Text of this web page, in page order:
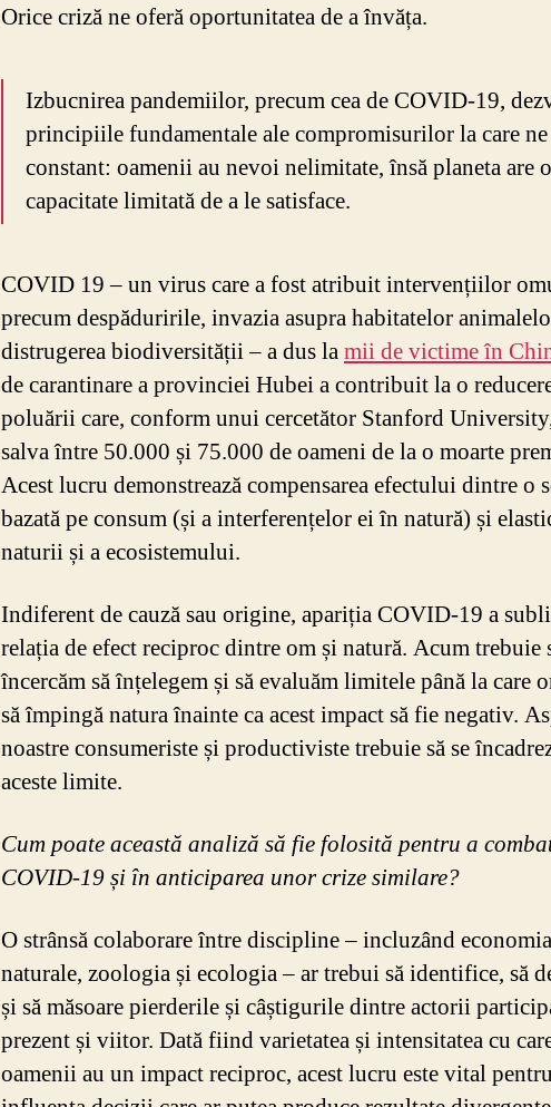
Orice criză ne oferă oportunitatea de a învăța.
Izbucnirea pandemiilor, precum cea de COVID-19,
principiile fundamentale ale compromisurilor la care
constant: oamenii au nevoi nelimitate, însă planeta are o
capacitate limitată de a le satisface.
COVID 19 – un virus care a fost atribuit intervențiilor
precum despăduririle, invazia asupra habitatelor
distrugerea biodiversității – a dus lamii de victime în
de carantinare a provinciei Hubei a contribuit la o
poluării care, conform unui cercetător Stanford
salva între 50.000 și 75.000 de oameni de la o moarte
Acest lucru demonstrează compensarea efectului dintre o
bazată pe consum (și a interferențelor ei în natură) și
naturii și a ecosistemului.
Indiferent de cauză sau origine, apariția COVID-19 a
relația de efect reciproc dintre om și natură. Acum trebuie
încercăm să înțelegem și să evaluăm limitele până la care
să împingă natura înainte ca acest impact să fie negativ.
noastre consumeriste și productiviste trebuie să se
aceste limite.
Cum poate această analiză să fie folosită pentru a
COVID-19 și în anticiparea unor crize similare?
O strânsă colaborare între discipline – incluzând
naturale, zoologia și ecologia – ar trebui să identifice, să
și să măsoare pierderile și câștigurile dintre actorii
prezent și viitor. Dată fiind varietatea și intensitatea cu
oamenii au un impact reciproc, acest lucru este vital